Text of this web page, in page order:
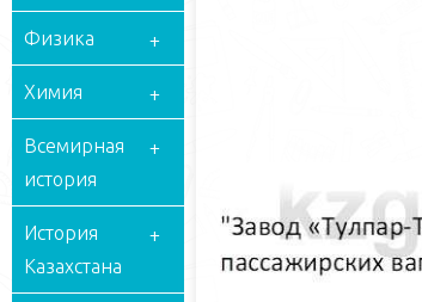
Физика
Химия
Всемирная
история
История
Казахстана